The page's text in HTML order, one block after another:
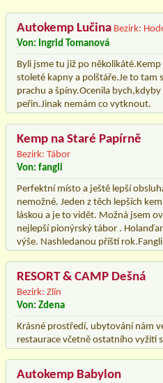
Autokemp Lučina Bezirk:
Von: Ingrid Tomanová
Byli jsme tu již po
stoleté kapny a polštáře.Je to tam
prachu a špíny.Ocenila
peřin.Jinak nemám co vytknout.
Kemp na Staré Papírně
Bezirk: Tábor
Von: fangli
Perfektní místo a ještě lepší
nemožné. Jeden z těch lepších
láskou a je to vidět. Možná jsem
nejlepší pionýrský tábor .
výše. Nashledanou příští
RESORT & CAMP Dešná
Bezirk: Zlín
Von: Zdena
Krásné prostředí, ubytování nám
restaurace včetně ostatního vyžití
Autokemp Babylon